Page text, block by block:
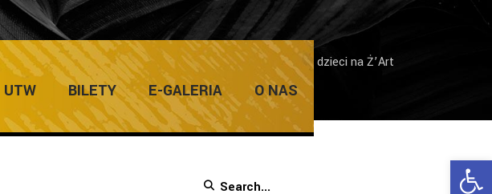
UTW BILETY E-GALERIA O NAS
Home/Galerie/Spektakle dla dzieci na Ż’Art
Search